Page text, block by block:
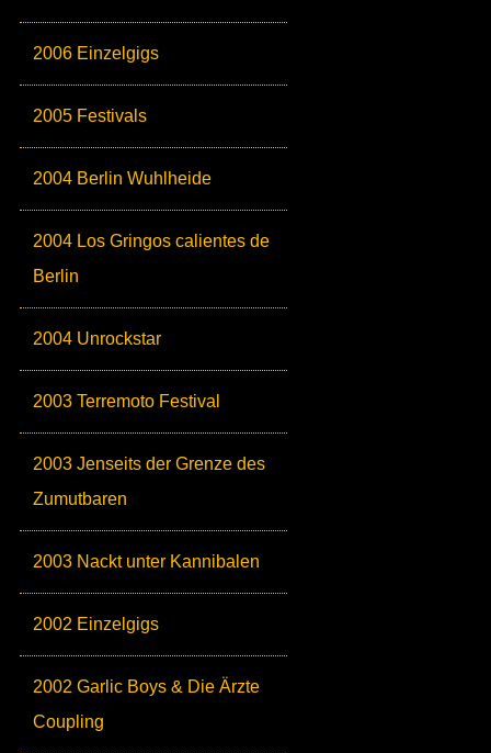
2006 Einzelgigs
2005 Festivals
2004 Berlin Wuhlheide
2004 Los Gringos calientes de
Berlin
2004 Unrockstar
2003 Terremoto Festival
2003 Jenseits der Grenze des
Zumutbaren
2003 Nackt unter Kannibalen
2002 Einzelgigs
2002 Garlic Boys & Die Ärzte
Coupling